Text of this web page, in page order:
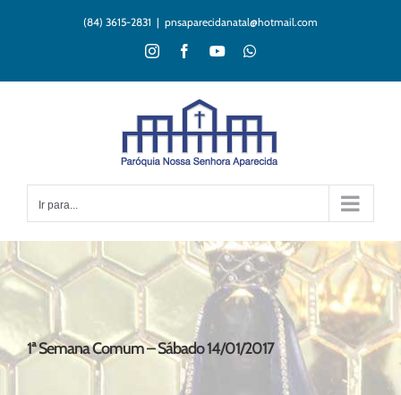
(84) 3615-2831 | pnsaparecidanatal@hotmail.com
InstagramFacebookYouTubeWhatsApp
Ir para...
1ª Semana Comum – Sábado 14/01/2017